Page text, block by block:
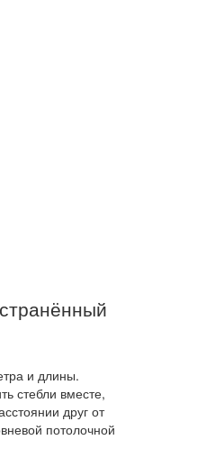
и длины.
стебли вместе,
друг от
потолочной